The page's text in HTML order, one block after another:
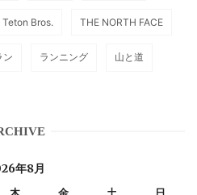
Teton Bros. THE NORTH FACE
ン ランニング 山と道
年8月